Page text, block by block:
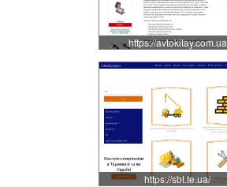
https://avtokitay.com.ua
https://sbt.te.ua/